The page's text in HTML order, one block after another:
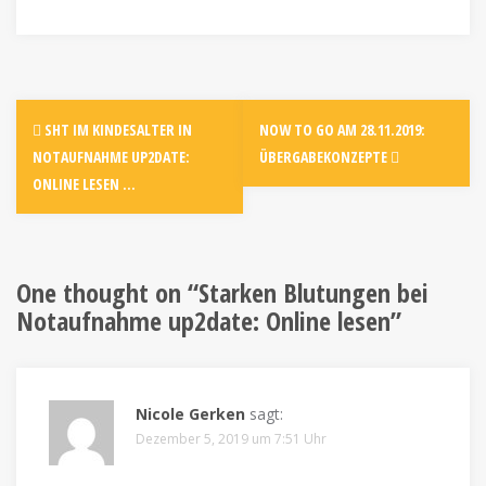
SHT IM KINDESALTER IN
NOTAUFNAHME UP2DATE:
ONLINE LESEN …
NOW TO GO AM 28.11.2019:
ÜBERGABEKONZEPTE
One thought on “Starken Blutungen bei
Notaufnahme up2date: Online lesen”
Nicole Gerken sagt:
Dezember 5, 2019 um 7:51 Uhr